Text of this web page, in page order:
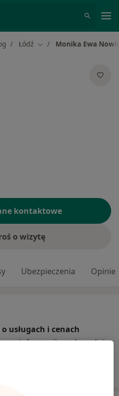
Łódź Zmień miasto
Monika Ewa
kontaktowe
o wizytę
Ubezpieczenia Opinie
usługach i cenach
informacji o usługach i